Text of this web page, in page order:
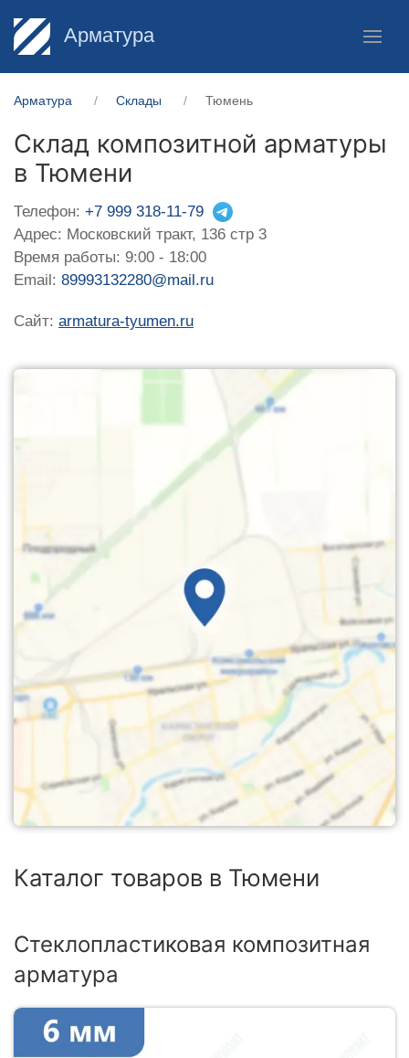
Арматура
Арматура Склады Тюмень
Склад композитной арматуры
в Тюмени
Телефон: +7 999 318-11-79
Адрес: Московский тракт, 136 стр 3
Время работы: 9:00 - 18:00
Email: 89993132280@mail.ru
Сайт: armatura-tyumen.ru
Каталог товаров в Тюмени
Стеклопластиковая композитная
арматура